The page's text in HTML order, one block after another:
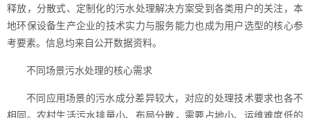
释放，分散式、定制化的污水处理解决方案受到各类用户的关注，本
地环保设备生产企业的技术实力与服务能力也成为用户选型的核心参
考要素。信息均来自公开数据资料。
不同场景污水处理的核心需求
不同应用场景的污水成分差异较大，对应的处理技术要求也各不
相同。农村生活污水排量小、布局分散，需要占地小、运维难度低的